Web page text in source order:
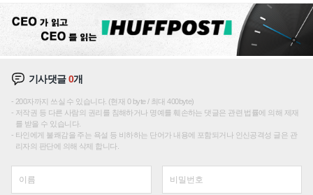
기사댓글0개
200자까지 쓰실 수 있습니다. (현재 0 byte / 최대 400byte)
저작권 등 다른 사람의 권리를 침해하거나 명예를 훼손하는 댓글은 관련 법률에 의해 제재
를 받을 수 있습니다.
타인에게 불쾌감을 주는 욕설 등 비하하는 단어가 내용에 포함되거나 인신공격성 글은 관
리자의 판단에 의해 삭제 합니다.